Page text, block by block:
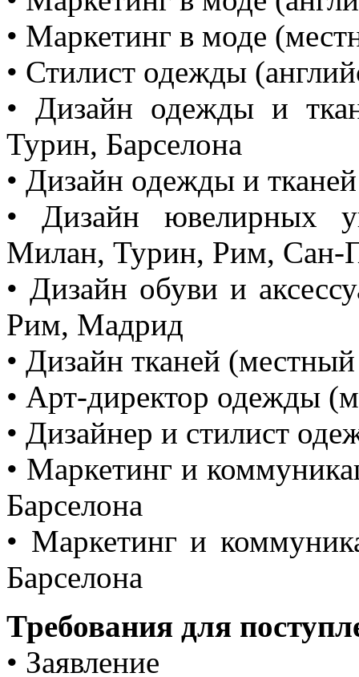
• Маркетинг в моде
• Стилист одежды
• Дизайн одежды и
Турин, Барселона
• Дизайн одежды и
• Дизайн ювелирных
Милан, Турин, Рим, Сан-
• Дизайн обуви и
Рим, Мадрид
• Дизайн тканей
• Арт-директор одежды
• Дизайнер и стилист
• Маркетинг и
Барселона
• Маркетинг и
Барселона
Требования для
• Заявление